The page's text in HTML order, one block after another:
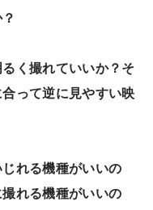
く撮れていいか？そ
って逆に見やすい映
れる機種がいいの
れる機種がいいの